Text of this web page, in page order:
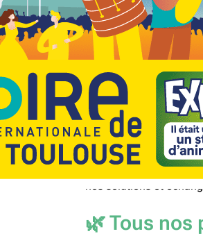
📢
découvrir
Carré2Jardin
est ravi
l’habitat et à
nos solutions et
🌿 Tous nos